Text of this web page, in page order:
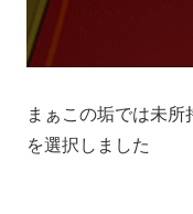
まぁこの垢では未所
を選択しました